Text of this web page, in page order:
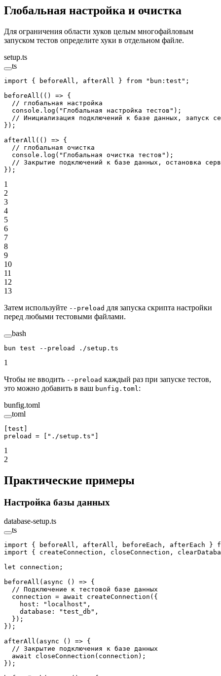
Глобальная настройка и очистка
Для ограничения области хуков целым многофайловым
запуском тестов определите хуки в отдельном файле.
setup.ts
ts
import { beforeAll, afterAll } from "bun:test" ;
beforeAll (() => {
  // глобальная настройка
  console.
log ( "Глобальная настройка тестов" );
// Инициализация подключений к базе данных, запуск
});
afterAll (() => {
  // глобальная очистка
  console.
log ( "Глобальная очистка тестов" );
// Закрытие подключений к базе данных, остановка
});
1
2
3
4
5
6
7
8
9
10
11
12
13
Затем используйте --preload для запуска скрипта настройки
перед любыми тестовыми файлами.
bash
bun test --preload ./setup.ts
1
Чтобы не вводить --preload каждый раз при запуске тестов,
это можно добавить в ваш bunfig.toml :
bunfig.toml
toml
test
preload = [
"./setup.ts"
1
2
Практические примеры
Настройка базы данных
database-setup.ts
ts
import { beforeAll, afterAll, beforeEach, afterEach }
import { createConnection, closeConnection,
let connection;
beforeAll ( async () => {
  // Подключение к тестовой базе данных
  connection
= await createConnection ({
    host:
"localhost" ,
    database:
"test_db" ,
  });
});
afterAll ( async () => {
  // Закрытие подключения к базе данных
  await
closeConnection (connection);
});